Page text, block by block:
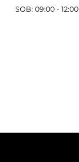
SOB: 09:00 - 12:00